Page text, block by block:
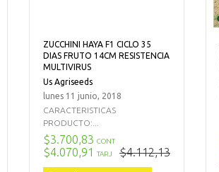
ZUCCHINI HAYA F1 CICLO 35
DIAS FRUTO 14CM RESISTENCIA
MULTIVIRUS
Us Agriseeds
lunes 11 junio, 2018
CARACTERISTICAS
PRODUCTO:...
$3.700,83 CONT
$4.070,91 TARJ $4.112,13